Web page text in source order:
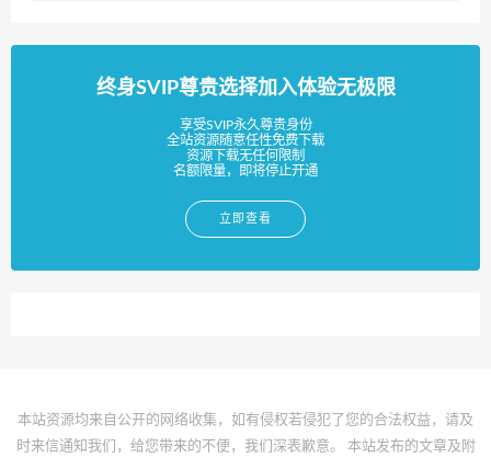
终身SVIP尊贵选择加入体验无极限
享受SVIP永久尊贵身份
全站资源随意任性免费下载
资源下载无任何限制
名额限量，即将停止开通
立即查看
本站资源均来自公开的网络收集，如有侵权若侵犯了您的合法权益，请及
时来信通知我们，给您带来的不便，我们深表歉意。 本站发布的文章及附